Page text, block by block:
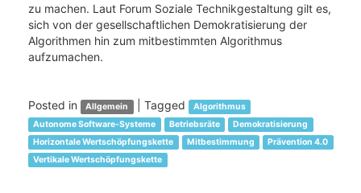
zu machen. Laut Forum Soziale Technikgestaltung gilt es,
sich von der gesellschaftlichen Demokratisierung der
Algorithmen hin zum mitbestimmten Algorithmus
aufzumachen.
Posted in Allgemein Tagged
Algorithmus
Autonome Software-Systeme
Betriebsräte
Demokratisierung
Horizontale Wertschöpfungskette
Mitbestimmung
Prävention 4.0
Vertikale Wertschöpfungskette